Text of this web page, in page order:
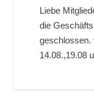
Liebe
die
geschlossen.
14.08.,19.08